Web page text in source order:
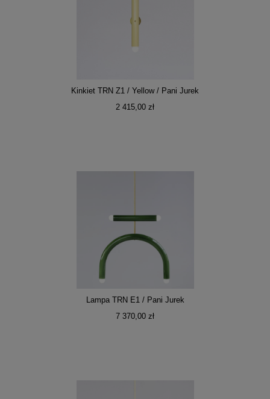
Kinkiet TRN Z1 / Yellow / Pani Jurek
2 415,00 zł
Lampa TRN E1 / Pani Jurek
7 370,00 zł